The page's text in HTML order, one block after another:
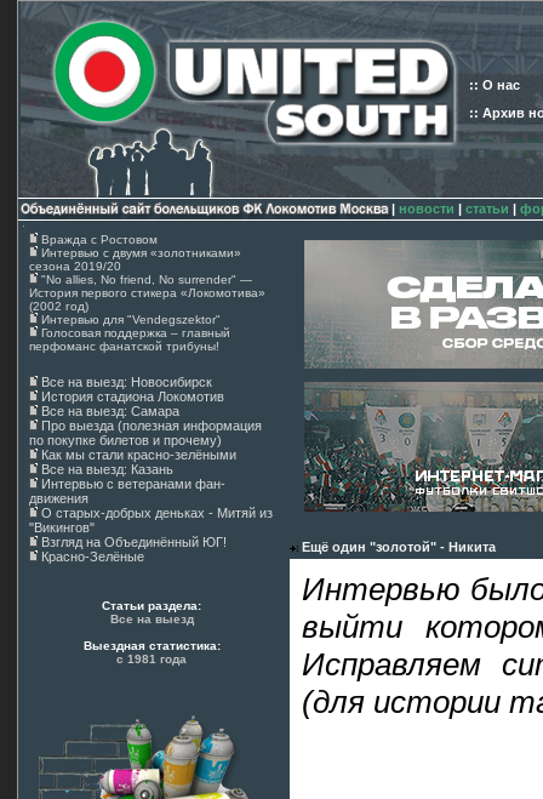
:: О нас
:: Архив
| новости | статьи |
Вражда с Ростовом
Интервью с двумя «золотниками»
сезона 2019/20
"No allies, No friend, No surrender" —
История первого стикера «Локомотива»
(2002 год)
Интервью для "Vendegszektor"
Голосовая поддержка – главный
перфоманс фанатской трибуны!
Все на выезд: Новосибирск
История стадиона Локомотив
Все на выезд: Самара
Про выезда (полезная информация
по покупке билетов и прочему)
Как мы стали красно-зелёными
Все на выезд: Казань
Интервью с ветеранами фан-
движения
О старых-добрых деньках - Митяй из
"Викингов"
Взгляд на Объединённый ЮГ!
Красно-Зелёные
Статьи раздела:
Все на выезд
Выездная статистика:
с 1981 года
Ещё один "золотой" - Никита
Интервью было
выйти
Исправляем
(для истории